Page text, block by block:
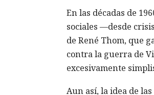
En las décadas de
sociales —desde
de René Thom, que
contra la guerra de
excesivamente
Aun así, la idea de